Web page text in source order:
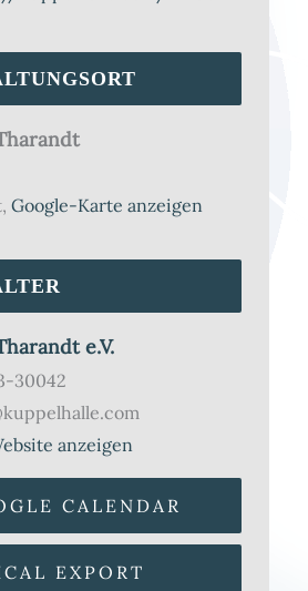
, Google-Karte anzeigen
e.V.
30042
anzeigen
CALENDAR
EXPORT